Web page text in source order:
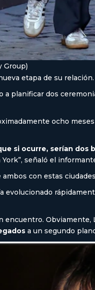
Group)
etapa de su relación.
a planificar dos
ocho
si ocurre, serían dos
señaló el
con estas
evolucionado
Obviamente,
a un segundo